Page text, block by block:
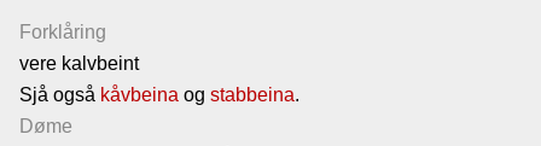
Forklåring
vere kalvbeint
Sjå også kåvbeina og stabbeina.
Døme
vallemålet
Gjestebok